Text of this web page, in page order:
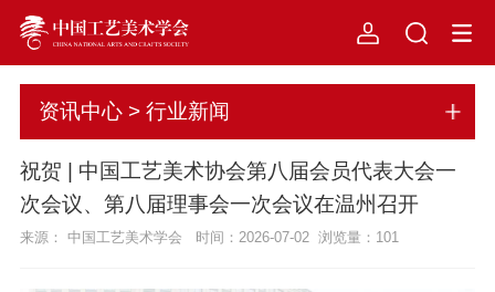
资讯中心 > 行业新闻
祝贺 | 中国工艺美术协会第八届会员代表大会一
次会议、第八届理事会一次会议在温州召开
来源： 中国工艺美术学会 时间：2026-07-02 浏览量： 101